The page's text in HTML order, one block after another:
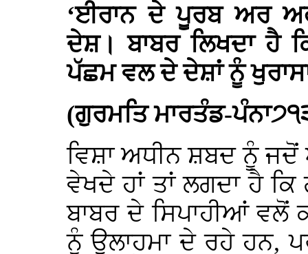
‘ਈਰਾਨ ਦੇ ਪੂਰਬ ਅਰ
ਦੇਸ਼। ਬਾਬਰ ਲਿਖਦਾ ਹੈ
ਪੱਛਮ ਵਲ ਦੇ ਦੇਸ਼ਾਂ ਨੂੰ
(ਗੁਰਮਤਿ ਮਾਰਤੰਡ-
ਵਿਸ਼ਾ ਅਧੀਨ ਸ਼ਬਦ ਨੂੰ ਜਦੋਂ
ਵੇਖਦੇ ਹਾਂ ਤਾਂ ਲਗਦਾ ਹੈ
ਬਾਬਰ ਦੇ ਸਿਪਾਹੀਆਂ
ਨੂੰ ਉਲਾਹਮਾ ਦੇ ਰਹੇ ਹਨ,